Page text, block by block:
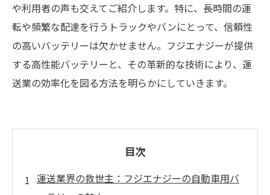
や利用者の声も交えてご紹介します。特に、長時間の運
転や頻繁な配達を行うトラックやバンにとって、信頼性
の高いバッテリーは欠かせません。フジエナジーが提供
する高性能バッテリーと、その革新的な技術により、運
送業の効率化を図る方法を明らかにしていきます。
目次
運送業界の救世主：フジエナジーの自動車用バ